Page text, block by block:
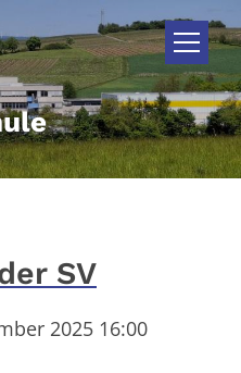
SV
2025 16:00